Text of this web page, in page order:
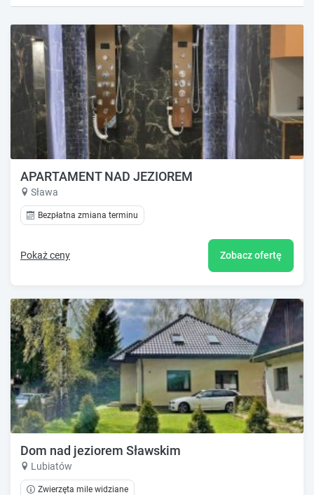
APARTAMENT NAD JEZIOREM
Sława
Bezpłatna zmiana terminu
Pokaż ceny Zobacz ofertę
Dom nad jeziorem Sławskim
Lubiatów
Zwierzęta mile widziane